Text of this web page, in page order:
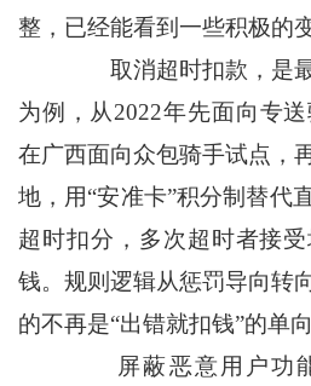
整，已经能看到一些积极的变
取消超时扣款，是最
为例，从2022年先面向专
在广西面向众包骑手试点，
地，用“安准卡”积分制替代
超时扣分，多次超时者接
钱。规则逻辑从惩罚导向转
的不再是“出错就扣钱”的单向
屏蔽恶意用户功能